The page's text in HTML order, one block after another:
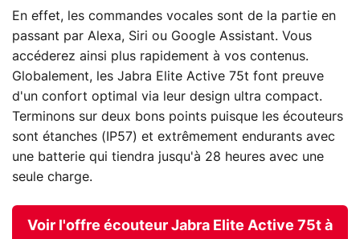
En effet, les commandes vocales sont de la partie en
passant par Alexa, Siri ou Google Assistant. Vous
accéderez ainsi plus rapidement à vos contenus.
Globalement, les Jabra Elite Active 75t font preuve
d'un confort optimal via leur design ultra compact.
Terminons sur deux bons points puisque les écouteurs
sont étanches (IP57) et extrêmement endurants avec
une batterie qui tiendra jusqu'à 28 heures avec une
seule charge.
Voir l'offre écouteur Jabra Elite Active 75t à